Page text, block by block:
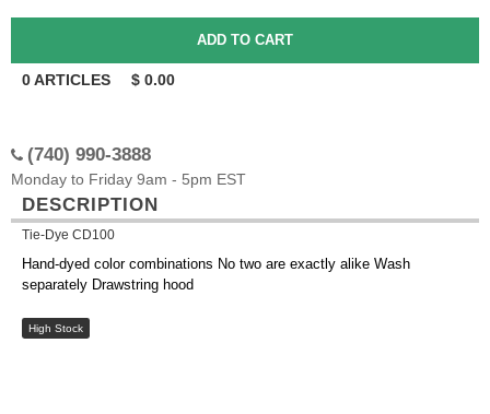
0ARTICLES $ 0.00
(740) 990-3888
Monday to Friday 9am - 5pm EST
DESCRIPTION
Tie-Dye CD100
Hand-dyed color combinations No two are exactly alike Wash
separately Drawstring hood
High Stock